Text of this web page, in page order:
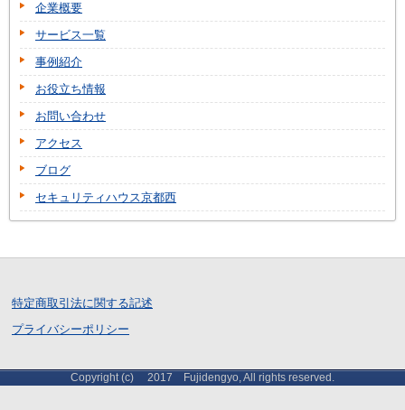
企業概要
サービス一覧
事例紹介
お役立ち情報
お問い合わせ
アクセス
ブログ
セキュリティハウス京都西
特定商取引法に関する記述
プライバシーポリシー
Copyright (c) 2017 Fujidengyo, All rights reserved.